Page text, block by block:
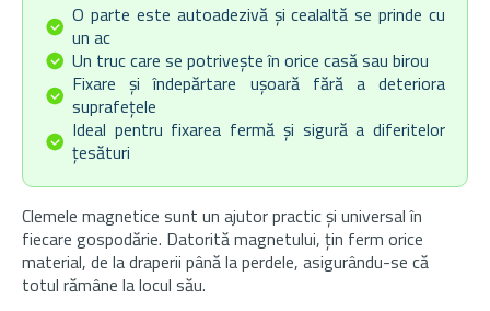
O parte este autoadezivă și cealaltă se prinde cu
un ac
Un truc care se potrivește în orice casă sau birou
Fixare și îndepărtare ușoară fără a deteriora
suprafețele
Ideal pentru fixarea fermă și sigură a diferitelor
țesături
Clemele magnetice sunt un ajutor practic și universal în
fiecare gospodărie. Datorită magnetului, țin ferm orice
material, de la draperii până la perdele, asigurându-se că
totul rămâne la locul său.